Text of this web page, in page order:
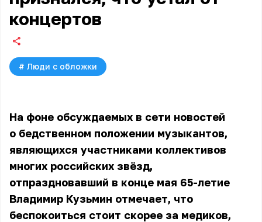
концертов
# Люди с обложки
На фоне обсуждаемых в сети новостей
о бедственном положении музыкантов,
являющихся участниками коллективов
многих российских звёзд,
отпраздновавший в конце мая 65-летие
Владимир Кузьмин отмечает, что
беспокоиться стоит скорее за медиков,